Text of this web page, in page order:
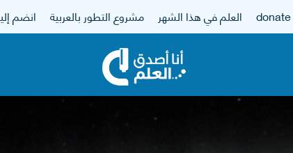
العلم في هذا الشهر مشروع التطور بالعربية انضم